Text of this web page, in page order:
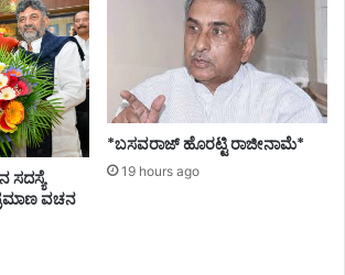
ಸದಸ್ಯೆ
ವಚನ
*ಬಸವರಾಜ್ ಹೊರಟ್ಟಿ ರಾಜೀನಾಮೆ*
19 hours ago